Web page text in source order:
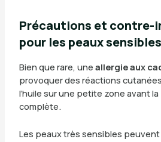
Précautions et contre-
pour les peaux
Bien que rare, une allergie aux
provoquer des réactions
l’huile sur une petite zone avant
complète.
Les peaux très sensibles